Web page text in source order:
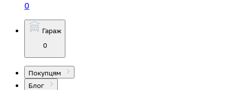
0
Гараж
0
Покупцям
Блог